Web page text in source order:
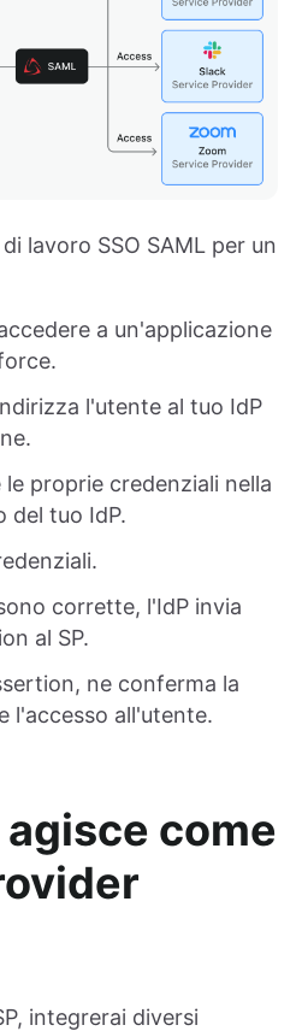
lavoro SSO SAML per un
a un'applicazione
l'utente al tuo IdP
proprie credenziali nella
del tuo IdP.
corrette, l'IdP invia
al SP.
ne conferma la
l'accesso all'utente.
come
integrerai diversi